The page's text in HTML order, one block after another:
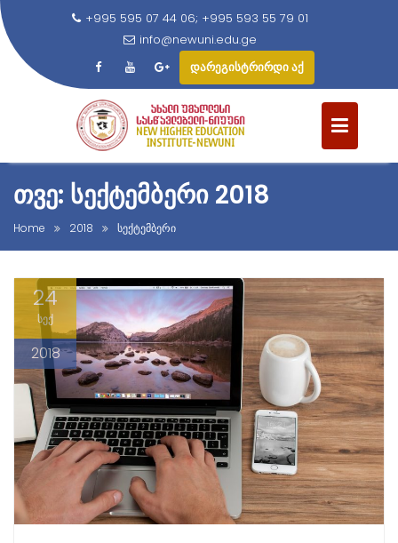
p
o
+995 595 07 44 06; +995 593 55 79 01
info@newuni.edu.ge
დარეგისტრირდი აქ
ᲗᲕᲔ: ᲡᲔᲥᲢᲔᲛᲑᲔᲠᲘ 2018
Home 2018 სექტემბერი
24
სექ
2018